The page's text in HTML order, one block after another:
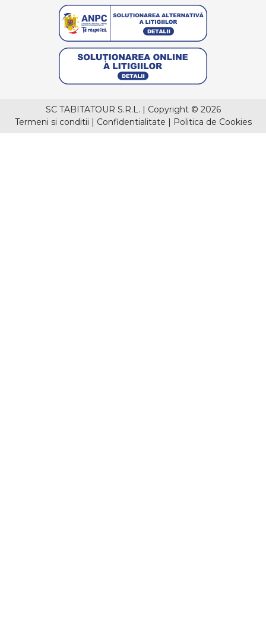
SC TABITATOUR S.R.L. | Copyright © 2026
Termeni si conditii | Confidentialitate | Politica de Cookies